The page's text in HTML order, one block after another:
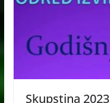
Skupstina 2023